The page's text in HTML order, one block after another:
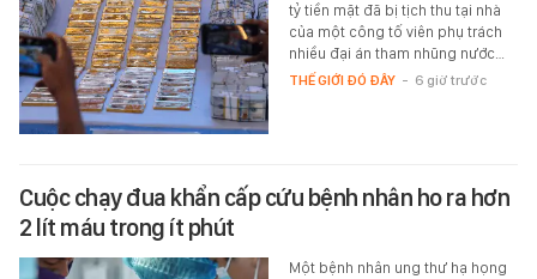
tỷ tiền mặt đã bị tịch thu tại nhà
của một công tố viên phụ trách
nhiều đại án tham nhũng nước…
THẾ GIỚI ĐÓ ĐÂY - 6 giờ trước
Cuộc chạy đua khẩn cấp cứu bệnh nhân ho ra hơn
2 lít máu trong ít phút
Một bệnh nhân ung thư hạ họng